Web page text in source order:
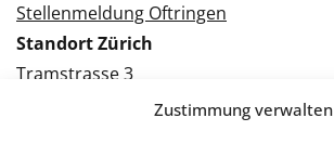
Zustimmung verwalten
Stellenmeldung Oftringen
Standort Zürich
Tramstrasse 3